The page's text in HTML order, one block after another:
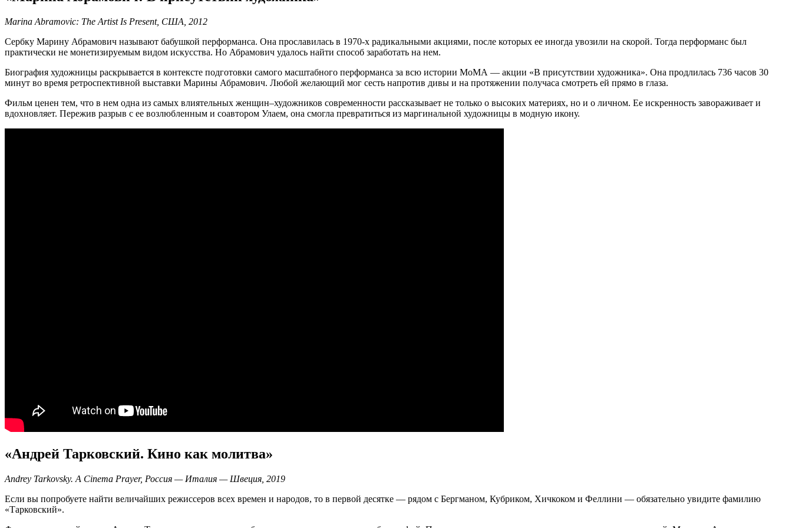
Marina Abramovic: The Artist Is Present, США, 2012
Сербку Марину Абрамович называют бабушкой перформанса. Она прославилась в 1970-х радикальными акциями, после которых ее иногда увозили на скорой. Тогда перформанс был
практически не монетизируемым видом искусства. Но Абрамович удалось найти способ заработать на нем.
Биография художницы раскрывается в контексте подготовки самого масштабного перформанса за всю истории МоМА — акции «В присутствии художника». Она продлилась 736 часов 30
минут во время ретроспективной выставки Марины Абрамович. Любой желающий мог сесть напротив дивы и на протяжении получаса смотреть ей прямо в глаза.
Фильм ценен тем, что в нем одна из самых влиятельных женщин–художников современности рассказывает не только о высоких материях, но и о личном. Ее искренность завораживает и
вдохновляет. Пережив разрыв с ее возлюбленным и соавтором Улаем, она смогла превратиться из маргинальной художницы в модную икону.
«Андрей Тарковский. Кино как молитва»
Andrey Tarkovsky. A Cinema Prayer, Россия — Италия — Швеция, 2019
Если вы попробуете найти величайших режиссеров всех времен и народов, то в первой десятке — рядом с Бергманом, Кубриком, Хичкоком и Феллини — обязательно увидите фамилию
«Тарковский».